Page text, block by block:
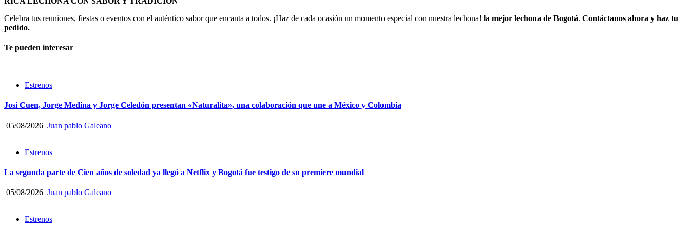
Celebra tus reuniones, fiestas o eventos con el auténtico sabor que encanta a todos. ¡Haz de cada ocasión un momento especial con nuestra lechona! la mejor lechona de Bogotá. Contáctanos ahora y haz tu
pedido.
Te pueden interesar
Estrenos
Josi Cuen, Jorge Medina y Jorge Celedón presentan «Naturalita», una colaboración que une a México y Colombia
05/08/2026 Juan pablo Galeano
Estrenos
La segunda parte de Cien años de soledad ya llegó a Netflix y Bogotá fue testigo de su premiere mundial
05/08/2026 Juan pablo Galeano
Estrenos